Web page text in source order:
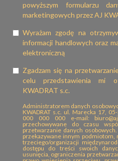
powyższym formularzu
marketingowych przez AJ
Wyrażam zgodę na
informacji handlowych oraz
elektroniczną
Zgadzam się na
celu przedstawienia mi
KWADRAT s.c.
Administratorem danych
KWADRAT s.c. ul. Marecka 17,
000 000 000 e-mail:
przechowywane do czasu
przetwarzanie danych
przekazywane innym podmiotom,
trzeciego/organizacji
dostępu do treści swoich
usunięcia, ograniczenia